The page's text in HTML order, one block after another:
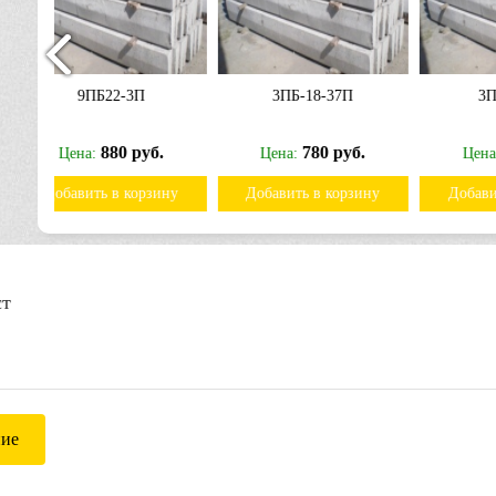
3ПБ-18-37П
Цена:780 руб.
Добавить в корзину
3ПБ-25-8П
Цена:900 руб.
Добавить в корзину